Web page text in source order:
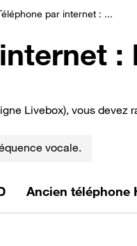
par internet : ...
Livebox), vous
vocale.
Ancien téléphone